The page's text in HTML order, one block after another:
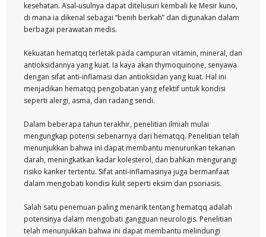
kesehatan. Asal-usulnya dapat ditelusuri kembali ke Mesir kuno,
di mana ia dikenal sebagai “benih berkah” dan digunakan dalam
berbagai perawatan medis.
Kekuatan hematqq terletak pada campuran vitamin, mineral, dan
antioksidannya yang kuat. Ia kaya akan thymoquinone, senyawa
dengan sifat anti-inflamasi dan antioksidan yang kuat. Hal ini
menjadikan hematqq pengobatan yang efektif untuk kondisi
seperti alergi, asma, dan radang sendi.
Dalam beberapa tahun terakhir, penelitian ilmiah mulai
mengungkap potensi sebenarnya dari hematqq. Penelitian telah
menunjukkan bahwa ini dapat membantu menurunkan tekanan
darah, meningkatkan kadar kolesterol, dan bahkan mengurangi
risiko kanker tertentu. Sifat anti-inflamasinya juga bermanfaat
dalam mengobati kondisi kulit seperti eksim dan psoriasis.
Salah satu penemuan paling menarik tentang hematqq adalah
potensinya dalam mengobati gangguan neurologis. Penelitian
telah menunjukkan bahwa ini dapat membantu melindungi